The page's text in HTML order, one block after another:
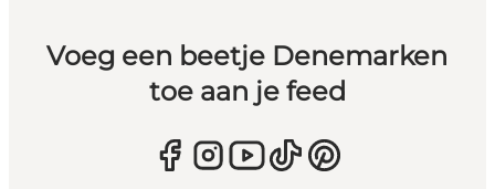
Voeg een beetje Denemarken
toe aan je feed